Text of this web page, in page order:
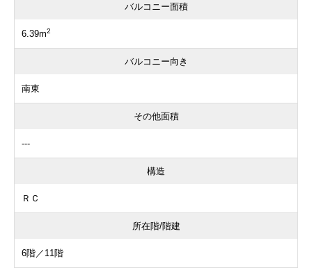
バルコニー面積
6.39m2
バルコニー向き
南東
その他面積
---
構造
ＲＣ
所在階/階建
6階／11階